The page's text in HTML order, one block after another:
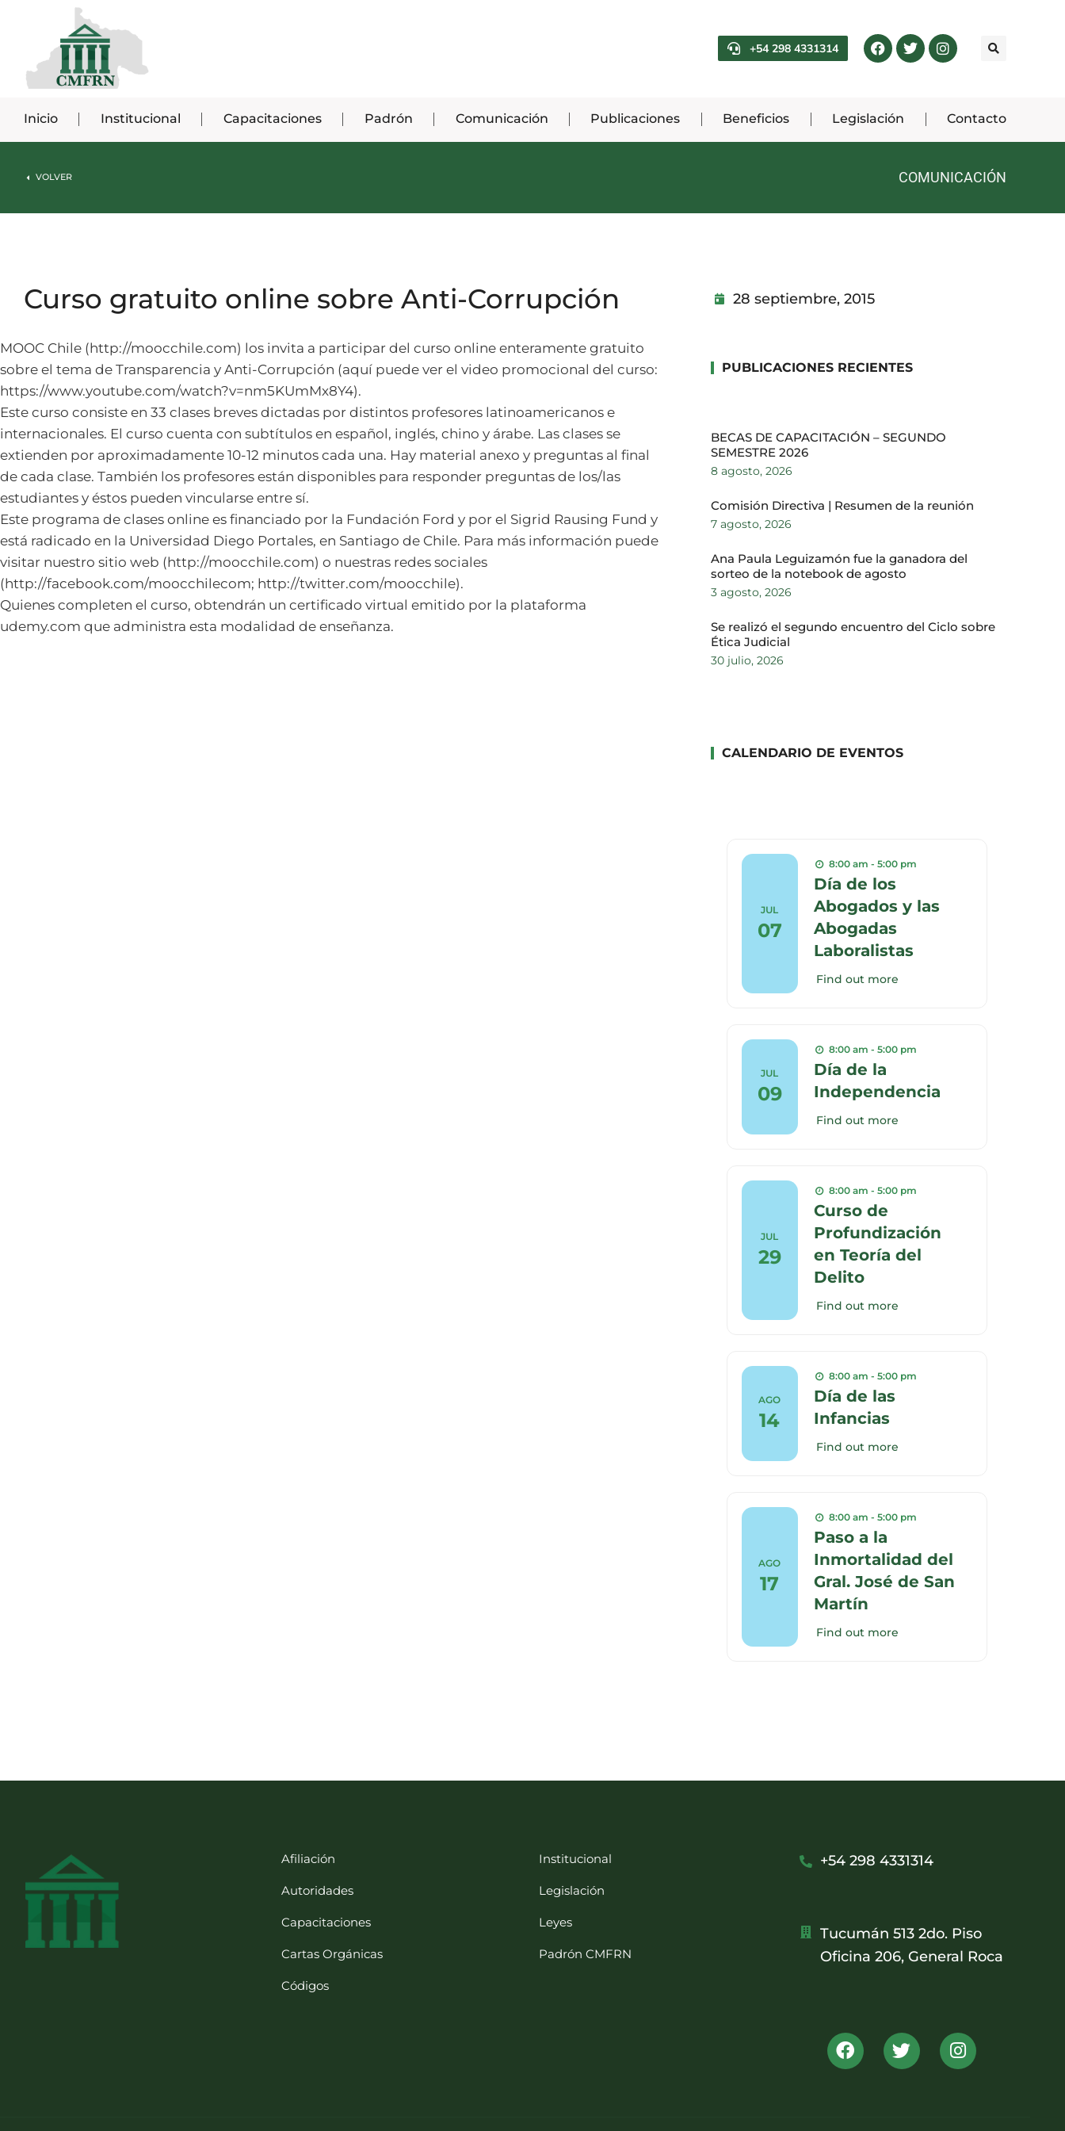
+54 298 4331314
Inicio Institucional Capacitaciones Padrón Comunicación Publicaciones Beneficios Legislación Contacto
VOLVER COMUNICACIÓN
Curso gratuito online sobre Anti-Corrupción 28 septiembre, 2015
MOOC Chile (http://moocchile.com) los invita a participar del curso online enteramente gratuito
sobre el tema de Transparencia y Anti-Corrupción (aquí puede ver el video promocional del curso:
https://www.youtube.com/watch?v=nm5KUmMx8Y4).
Este curso consiste en 33 clases breves dictadas por distintos profesores latinoamericanos e
internacionales. El curso cuenta con subtítulos en español, inglés, chino y árabe. Las clases se
extienden por aproximadamente 10-12 minutos cada una. Hay material anexo y preguntas al final
de cada clase. También los profesores están disponibles para responder preguntas de los/las
estudiantes y éstos pueden vincularse entre sí.
Este programa de clases online es financiado por la Fundación Ford y por el Sigrid Rausing Fund y
está radicado en la Universidad Diego Portales, en Santiago de Chile. Para más información puede
visitar nuestro sitio web (http://moocchile.com) o nuestras redes sociales
(http://facebook.com/moocchilecom; http://twitter.com/moocchile).
Quienes completen el curso, obtendrán un certificado virtual emitido por la plataforma
udemy.com que administra esta modalidad de enseñanza.
PUBLICACIONES RECIENTES
BECAS DE CAPACITACIÓN – SEGUNDO
SEMESTRE 2026
8 agosto, 2026
Comisión Directiva | Resumen de la reunión
7 agosto, 2026
Ana Paula Leguizamón fue la ganadora del
sorteo de la notebook de agosto
3 agosto, 2026
Se realizó el segundo encuentro del Ciclo sobre
Ética Judicial
30 julio, 2026
CALENDARIO DE EVENTOS
JUL
07
8:00 am - 5:00 pm
Día de los
Abogados y las
Abogadas
Laboralistas
Find out more
JUL
09
8:00 am - 5:00 pm
Día de la
Independencia
Find out more
JUL
29
8:00 am - 5:00 pm
Curso de
Profundización
en Teoría del
Delito
Find out more
AGO
14
8:00 am - 5:00 pm
Día de las
Infancias
Find out more
AGO
17
8:00 am - 5:00 pm
Paso a la
Inmortalidad del
Gral. José de San
Martín
Find out more
Afiliación
Autoridades
Capacitaciones
Cartas Orgánicas
Códigos
Institucional
Legislación
Leyes
Padrón CMFRN
+54 298 4331314
Tucumán 513 2do. Piso
Oficina 206, General Roca